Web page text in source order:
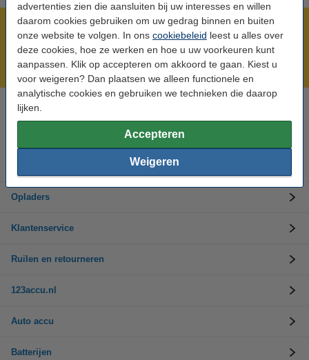
advertenties zien die aansluiten bij uw interesses en willen
daarom cookies gebruiken om uw gedrag binnen en buiten
onze website te volgen. In ons cookiebeleid leest u alles over
deze cookies, hoe ze werken en hoe u uw voorkeuren kunt
aanpassen. Klik op accepteren om akkoord te gaan. Kiest u
voor weigeren? Dan plaatsen we alleen functionele en
analytische cookies en gebruiken we technieken die daarop
lijken.
Accepteren
Weigeren
Meer dan 5 miljoen klanten!
Voor 23.59 uur besteld, morgen in huis!
Laagsteprijsgarantie!
Op werkdagen van 9.00 tot 17.30 uur
Opladers
Klantenservice
Ruilen en retourneren
123accu.nl
Auto accu
Batterijen